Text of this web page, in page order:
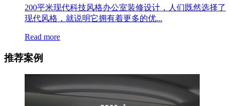
200平米现代科技风格办公室装修设计，人们既然选择了
现代风格，就说明它拥有着更多的优...
Read more
推荐案例